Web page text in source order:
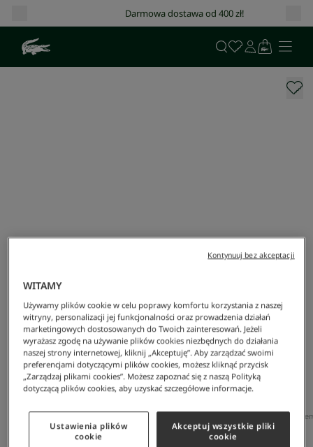
Darmowa dostawa od 400 zł!
Lacoste/Mężczyzna/Odzież/Swetry/Męski Sweter Z Wełny Alpaki Z Żakardowym
Męski sweter z wełny alpaki z żakardowym wzorem
WITAMY
Używamy plików cookie w celu poprawy komfortu korzystania z naszej
witryny, personalizacji jej funkcjonalności oraz prowadzenia działań
marketingowych dostosowanych do Twoich zainteresowań. Jeżeli
wyrażasz zgodę na używanie plików cookies niezbędnych do działania
naszej strony internetowej, kliknij „Akceptuję”. Aby zarządzać swoimi
preferencjami dotyczącymi plików cookies, możesz kliknąć przycisk
„Zarządzaj plikami cookies”. Możesz zapoznać się z naszą Polityką
dotyczącą plików cookies, aby uzyskać szczegółowe informacje.
Ustawienia plików
cookie
Akceptuj wszystkie pliki
cookie
Kontynuuj bez akceptacji